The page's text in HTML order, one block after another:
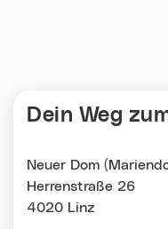
Dein Weg
Neuer Dom
Herrenstraße 26
4020 Linz